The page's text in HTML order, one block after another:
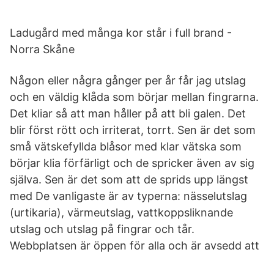
Ladugård med många kor står i full brand -
Norra Skåne
Någon eller några gånger per år får jag utslag
och en väldig klåda som börjar mellan fingrarna.
Det kliar så att man håller på att bli galen. Det
blir först rött och irriterat, torrt. Sen är det som
små vätskefyllda blåsor med klar vätska som
börjar klia förfärligt och de spricker även av sig
själva. Sen är det som att de sprids upp längst
med De vanligaste är av typerna: nässelutslag
(urtikaria), värmeutslag, vattkoppsliknande
utslag och utslag på fingrar och tår.
Webbplatsen är öppen för alla och är avsedd att